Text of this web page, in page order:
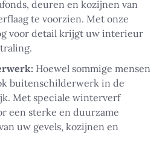
deuren en kozijnen van
te voorzien. Met onze
voor detail krijgt uw interieur
Hoewel sommige mensen
buitenschilderwerk in de
Met speciale winterverf
een sterke en duurzame
uw gevels, kozijnen en